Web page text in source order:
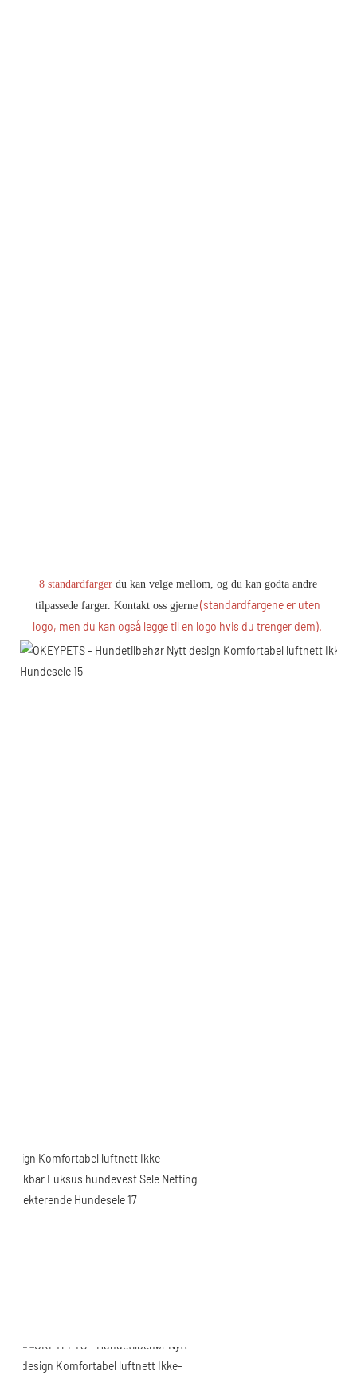
8 standardfarger du kan velge mellom, og du kan godta andre
tilpassede farger. Kontakt oss gjerne (standardfargene er uten
logo, men du kan også legge til en logo hvis du trenger dem).